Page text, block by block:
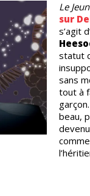
Le
sur
s’agit
statut
sans
tout à
beau,